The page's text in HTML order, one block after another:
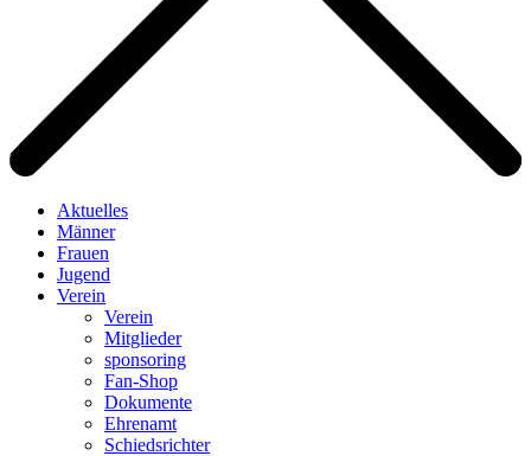
Aktuelles
Männer
Frauen
Jugend
Verein
Verein
Mitglieder
sponsoring
Fan-Shop
Dokumente
Ehrenamt
Schiedsrichter